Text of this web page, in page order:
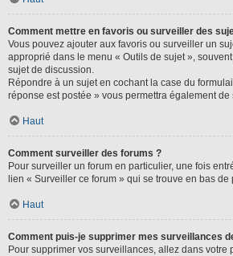
Comment mettre en favoris ou surveiller des
Vous pouvez ajouter aux favoris ou surveiller un
approprié dans le menu « Outils de sujet »,
sujet de discussion.
Répondre à un sujet en cochant la case du
réponse est postée » vous permettra également
Haut
Comment surveiller des forums ?
Pour surveiller un forum en particulier, une fois
lien « Surveiller ce forum » qui se trouve en bas de
Haut
Comment puis-je supprimer mes surveillances
Pour supprimer vos surveillances, allez dans votre